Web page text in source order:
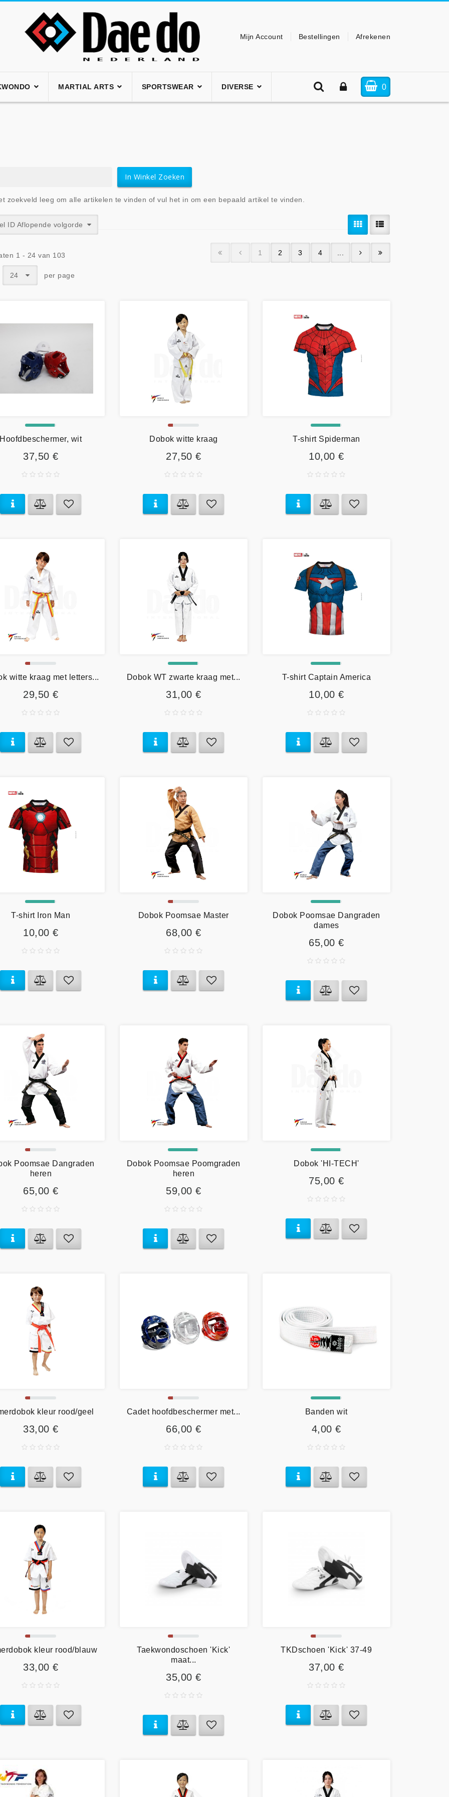
Mijn Account Bestellingen Afrekenen
MARTIAL ARTS SPORTSWEAR DIVERSE 0
zoekveld leeg om alle artikelen te vinden of vul het in om een bepaald artikel te vinden.
ID Aflopende volgorde
1 - 24 van 103
24 per page
1 2 3 4
Hoofdbeschermer, wit
37,50 €
Dobok witte kraag
27,50 €
T-shirt Spiderman
10,00 €
witte kraag met letters...
29,50 €
Dobok WT zwarte kraag met...
31,00 €
T-shirt Captain America
10,00 €
T-shirt Iron Man
10,00 €
Dobok Poomsae Master
68,00 €
Dobok Poomsae Dangraden
dames
65,00 €
Poomsae Dangraden
heren
65,00 €
Dobok Poomsae Poomgraden
heren
59,00 €
Dobok 'HI-TECH'
75,00 €
kleur rood/geel
33,00 €
Cadet hoofdbeschermer met...
66,00 €
Banden wit
4,00 €
kleur rood/blauw
33,00 €
Taekwondoschoen 'Kick'
maat...
35,00 €
TKDschoen 'Kick' 37-49
37,00 €